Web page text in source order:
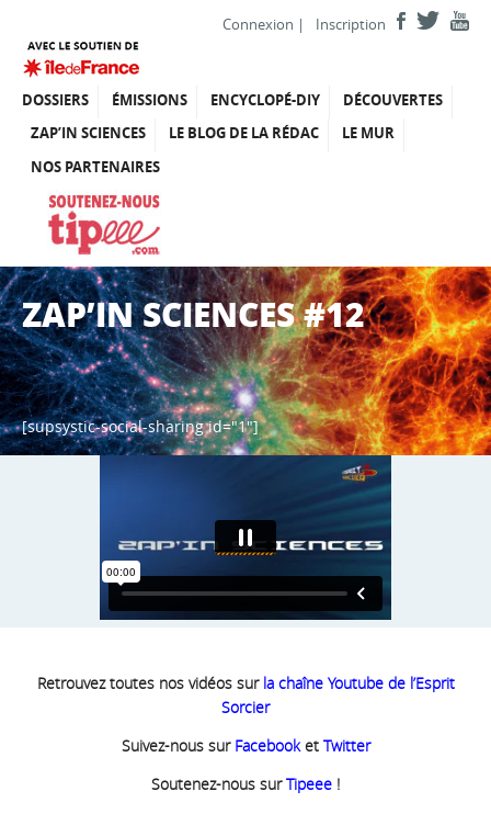
Connexion | Inscription
DOSSIERS ÉMISSIONS ENCYCLOPÉ-DIY
DÉCOUVERTES
ZAP’IN SCIENCES
LE BLOG DE LA RÉDAC
LE MUR
NOS PARTENAIRES
ZAP’IN SCIENCES #12
[supsystic-social-sharing id="1"]
Retrouvez toutes nos vidéos sur la chaîne Youtube de l’Esprit
Sorcier
Suivez-nous sur Facebooket Twitter
Soutenez-nous surTipeee !